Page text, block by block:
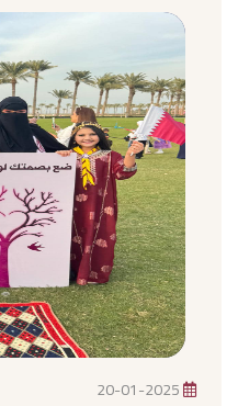
20-01-2025